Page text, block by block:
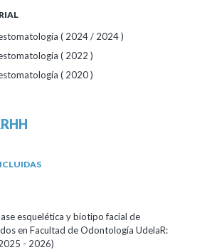
( 2024 / 2024 )
( 2022 )
( 2020 )
esquelética y biotipo facial de
en Facultad de Odontología UdelaR:
- 2026)